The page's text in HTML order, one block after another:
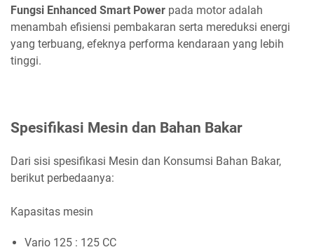
Fungsi Enhanced Smart Power pada motor adalah
menambah efisiensi pembakaran serta mereduksi energi
yang terbuang, efeknya performa kendaraan yang lebih
tinggi.
Spesifikasi Mesin dan Bahan Bakar
Dari sisi spesifikasi Mesin dan Konsumsi Bahan Bakar,
berikut perbedaanya:
Kapasitas mesin
Vario 125 : 125 CC